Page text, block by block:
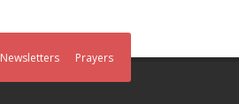
Newsletters Prayers